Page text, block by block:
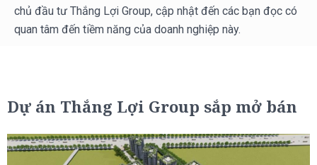
chủ đầu tư Thắng Lợi Group, cập nhật đến các bạn đọc có
quan tâm đến tiềm năng của doanh nghiệp này.
Dự án Thắng Lợi Group sắp mở bán